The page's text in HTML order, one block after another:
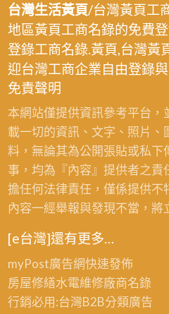
台灣生活黃頁/台灣黃頁工
地區黃頁工商名錄的免費
登錄工商名錄.黃頁,台灣黃
迎台灣工商企業自由登錄
免責聲明
本網站僅提供資訊參考平台
載一切的資訊、文字、照片
料，無論其為公開張貼或私下
事，均為『內容』提供者之責
擔任何法律責任，僅係提供
內容一經舉報與發現不當，將
[e台灣]還有更多…
myPost廣告網快速發佈
房屋修繕水電維修廠商名錄
行銷必用:台灣B2B分類廣告